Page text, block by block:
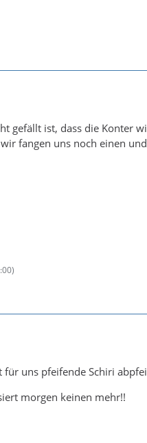
gefällt ist, dass die Konter
fangen uns noch einen
)
für uns pfeifende Schiri
morgen keinen mehr!!